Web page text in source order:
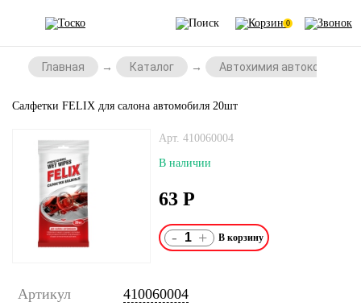
0
Главная Каталог Автохимия
Салфетки FELIX для салона автомобиля 20шт
Арт. 410060004
В наличии
63 Р
- +
Артикул
410060004